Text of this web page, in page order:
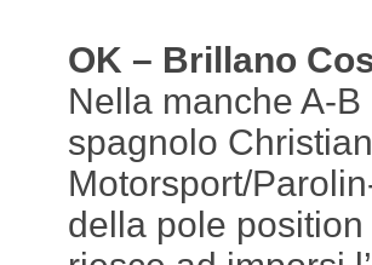
OK – Brillano
Nella manche A-
spagnolo
Motorsport/
della pole